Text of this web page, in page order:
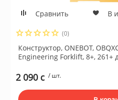
Сравнить В
(0)
Конструктор, ONEBOT,
Engineering Forklift, 8+, 261+
2 090 c / шт.